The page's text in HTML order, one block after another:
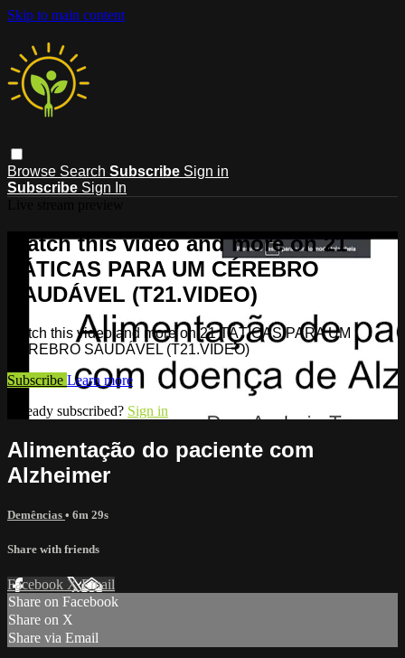
Skip to main content
Browse Search Subscribe Sign in
Subscribe Sign In
Watch this video and more on 21
TÁTICAS PARA UM CÉREBRO
SAUDÁVEL (T21.VIDEO)
Watch this video and more on 21 TÁTICAS PARA UM
CÉREBRO SAUDÁVEL (T21.VIDEO)
Subscribe Learn more
Already subscribed? Sign in
Alimentação do paciente com
Alzheimer
Demências • 6m 29s
Share with friends
Facebook XEmail
Share on Facebook
Share on X
Share via Email